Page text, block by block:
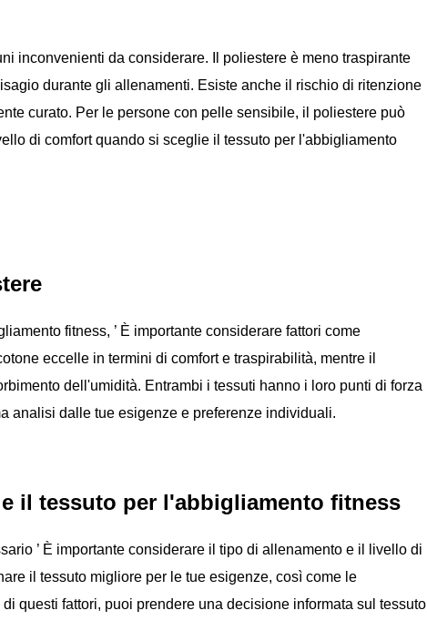
inconvenienti da considerare. Il poliestere è meno traspirante
durante gli allenamenti. Esiste anche il rischio di ritenzione
curato. Per le persone con pelle sensibile, il poliestere può
di comfort quando si sceglie il tessuto per l'abbigliamento
fitness, ’ È importante considerare fattori come
eccelle in termini di comfort e traspirabilità, mentre il
dell'umidità. Entrambi i tessuti hanno i loro punti di forza
analisi dalle tue esigenze e preferenze individuali.
il tessuto per l'abbigliamento fitness
’ È importante considerare il tipo di allenamento e il livello di
il tessuto migliore per le tue esigenze, così come le
questi fattori, puoi prendere una decisione informata sul tessuto